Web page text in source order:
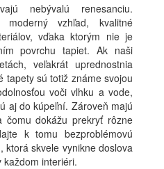
nebývalú renesanciu.
vzhľad, kvalitné
vďaka ktorým nie je
povrchu tapiet. Ak naši
veľakrát uprednostnia
tapety sú totiž známe svojou
voči vlhku a vode,
aj do kúpeľní. Zároveň majú
čomu dokážu prekryť rôzne
k tomu bezproblémovú
ktorá skvele vynikne doslova
interiéri.